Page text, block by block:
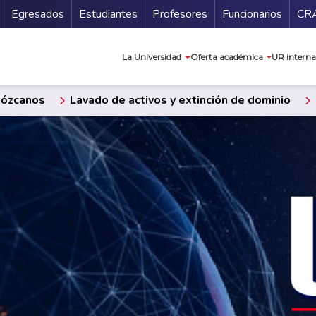
Secundario
Egresados Estudiantes Profesores Funcionarios
La Universidad Oferta académica UR
Lavado de activos y extinción de dominio